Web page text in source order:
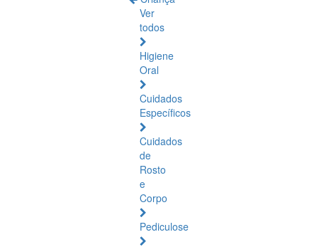
Ver
todos
Higiene
Oral
Cuidados
Específicos
Cuidados
de
Rosto
e
Corpo
Pediculose